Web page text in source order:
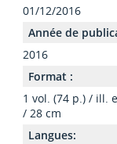
01/12/2016
Année de
2016
Format :
1 vol. (74 p.) / ill.
/ 28 cm
Langues: